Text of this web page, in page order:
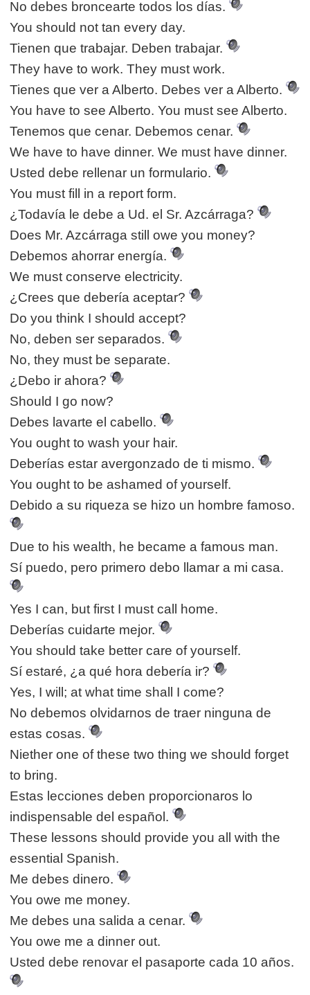
No debes broncearte todos los días.
You should not tan every day.
Tienen que trabajar. Deben trabajar.
They have to work. They must work.
Tienes que ver a Alberto. Debes ver a Alberto.
You have to see Alberto. You must see Alberto.
Tenemos que cenar. Debemos cenar.
We have to have dinner. We must have dinner.
Usted debe rellenar un formulario.
You must fill in a report form.
¿Todavía le debe a Ud. el Sr. Azcárraga?
Does Mr. Azcárraga still owe you money?
Debemos ahorrar energía.
We must conserve electricity.
¿Crees que debería aceptar?
Do you think I should accept?
No, deben ser separados.
No, they must be separate.
¿Debo ir ahora?
Should I go now?
Debes lavarte el cabello.
You ought to wash your hair.
Deberías estar avergonzado de ti mismo.
You ought to be ashamed of yourself.
Debido a su riqueza se hizo un hombre famoso.
Due to his wealth, he became a famous man.
Sí puedo, pero primero debo llamar a mi casa.
Yes I can, but first I must call home.
Deberías cuidarte mejor.
You should take better care of yourself.
Sí estaré, ¿a qué hora debería ir?
Yes, I will; at what time shall I come?
No debemos olvidarnos de traer ninguna de
estas cosas.
Niether one of these two thing we should forget
to bring.
Estas lecciones deben proporcionaros lo
indispensable del español.
These lessons should provide you all with the
essential Spanish.
Me debes dinero.
You owe me money.
Me debes una salida a cenar.
You owe me a dinner out.
Usted debe renovar el pasaporte cada 10 años.